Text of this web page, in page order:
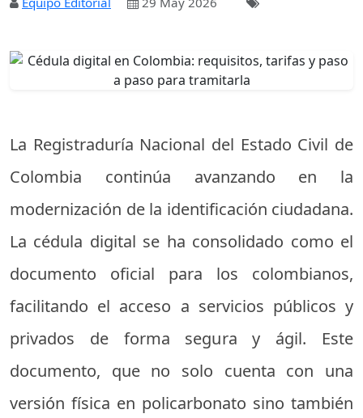
La Registraduría Nacional del Estado Civil de
Colombia continúa avanzando en la
modernización de la identificación ciudadana.
La cédula digital se ha consolidado como el
documento oficial para los colombianos,
facilitando el acceso a servicios públicos y
privados de forma segura y ágil. Este
documento, que no solo cuenta con una
versión física en policarbonato sino también